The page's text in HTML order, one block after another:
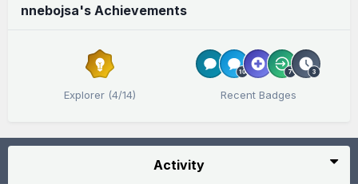
nnebojsa's Achievements
Explorer (4/14) Recent Badges
Activity